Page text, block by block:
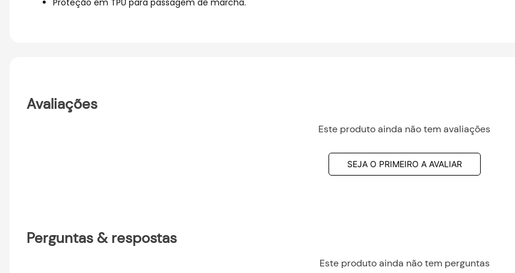
Proteção em TPU para passagem de marcha.
Avaliações
Este produto ainda não tem avaliações
SEJA O PRIMEIRO A AVALIAR
Perguntas & respostas
Este produto ainda não tem perguntas